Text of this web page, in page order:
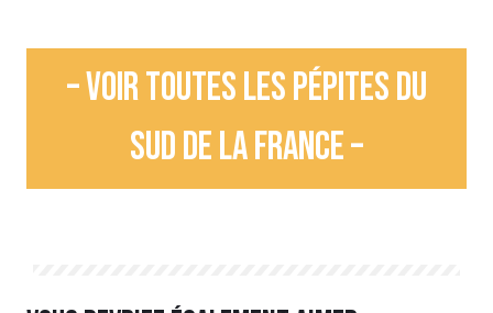
– Voir toutes les pépites du
sud de la France –